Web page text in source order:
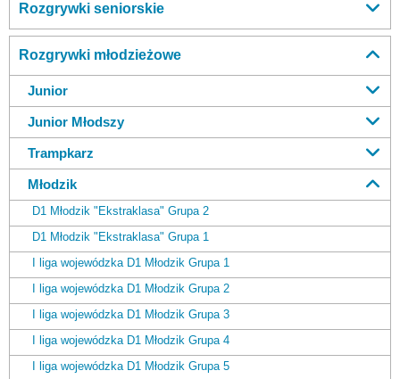
Rozgrywki seniorskie
Rozgrywki młodzieżowe
Junior
Junior Młodszy
Trampkarz
Młodzik
D1 Młodzik "Ekstraklasa" Grupa 2
D1 Młodzik "Ekstraklasa" Grupa 1
I liga wojewódzka D1 Młodzik Grupa 1
I liga wojewódzka D1 Młodzik Grupa 2
I liga wojewódzka D1 Młodzik Grupa 3
I liga wojewódzka D1 Młodzik Grupa 4
I liga wojewódzka D1 Młodzik Grupa 5